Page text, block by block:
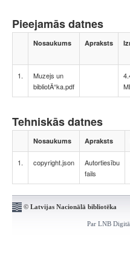
Pieejamās datnes
Nosaukums Apraksts
1.
Muzejs un
bibliotÄ“ka.pdf
Tehniskās datnes
Nosaukums Apraksts
1. copyright.json
Autortiesību
fails
© Latvijas Nacionālā bibliotēka
Par LNB